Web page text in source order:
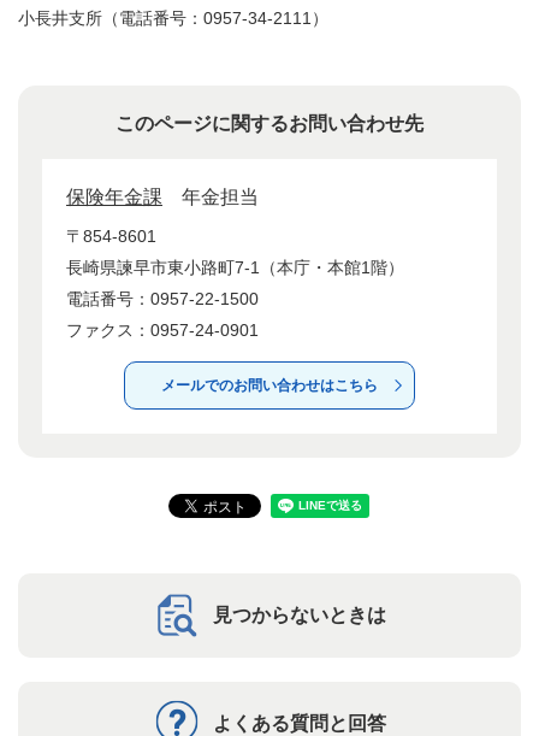
小長井支所（電話番号：0957-34-2111）
このページに関するお問い合わせ先
保険年金課 年金担当
〒854-8601
長崎県諫早市東小路町7-1（本庁・本館1階）
電話番号：0957-22-1500
ファクス：0957-24-0901
メールでのお問い合わせはこちら
見つからないときは
よくある質問と回答